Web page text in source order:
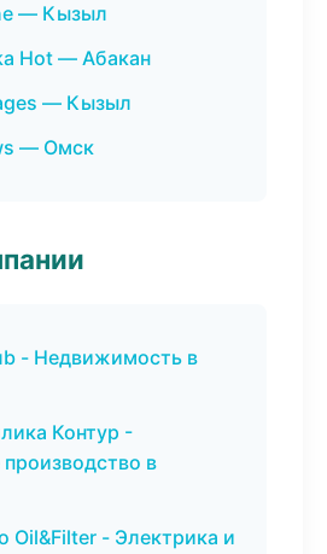
— Кызыл
Hot — Абакан
— Кызыл
— Омск
- Недвижимость в
Контур -
в
Oil&Filter - Электрика и